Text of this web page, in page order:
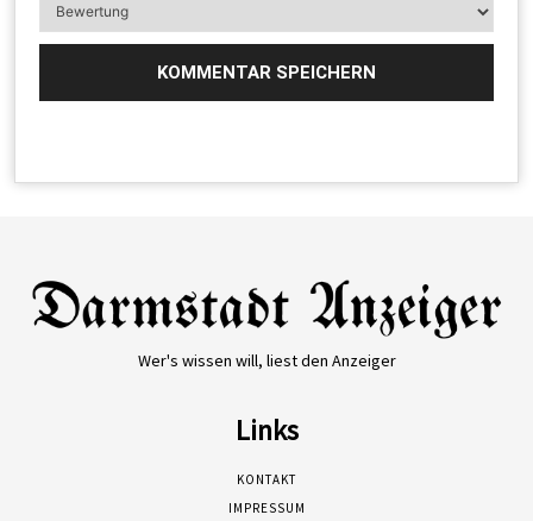
Wer's wissen will, liest den Anzeiger
Links
KONTAKT
IMPRESSUM